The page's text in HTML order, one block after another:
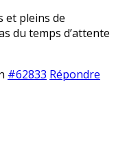
et pleins de
du temps d’attente
#62833 Répondre